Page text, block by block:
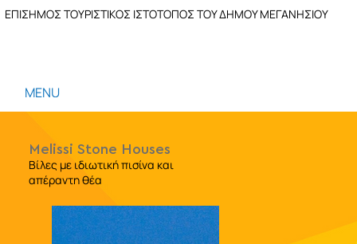
ΕΠΙΣΗΜΟΣ ΤΟΥΡΙΣΤΙΚΟΣ ΙΣΤΟΤΟΠΟΣ ΤΟΥ ΔΗΜΟΥ ΜΕΓΑΝΗΣΙΟΥ
MENU
Melissi Stone Houses
Βίλες με ιδιωτική πισίνα και
απέραντη θέα